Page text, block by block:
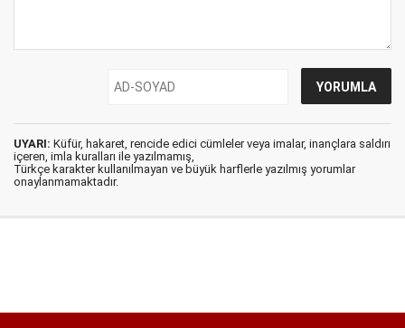
UYARI: Küfür, hakaret, rencide edici cümleler veya imalar, inançlara saldırı
içeren, imla kuralları ile yazılmamış,
Türkçe karakter kullanılmayan ve büyük harflerle yazılmış yorumlar
onaylanmamaktadır.